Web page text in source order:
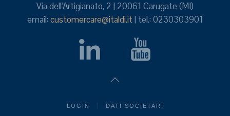
Via dell'Artigianato, 2 | 20061 Carugate (MI)
email: customercare@italdi.it| tel.: 0230303901
LOGIN DATI SOCIETARI